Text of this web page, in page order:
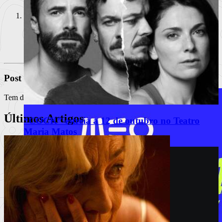
“COCK” estreia a 12 de outubro no Teatro
Maria Matos
cfonseca
on 5 Janeiro, 2009 at 11:27
Inicie a sessão para comentar
Ainda são uns dos meus favoritos!
Post a new comment
Tem de iniciar a sessão para publicar um comentário.
Últimos Artigos